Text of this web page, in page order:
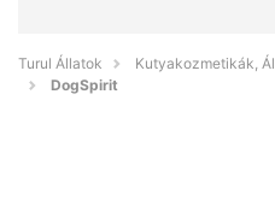
Turul Állatok
Kutyakozmetikák,
DogSpirit